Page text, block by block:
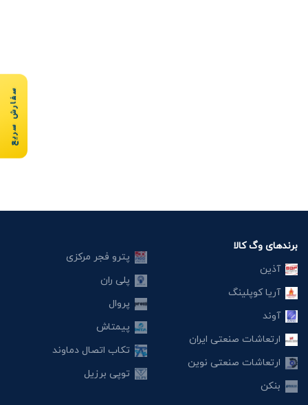
برندهای وگ کالا
آذین
آریا کوپلینگ
آوند
ارتعاشات صنعتی ایران
ارتعاشات صنعتی نوین
بنکن
پترو فجر مرکزی
پلی ران
پروال
پیمتاش
تکاب اتصال دماوند
توپی برزیل
سفارش سریع